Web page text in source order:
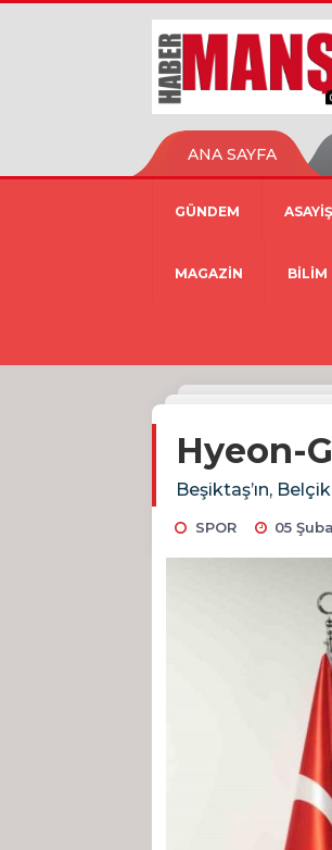
ANA SAYFA
GÜNDEM ASAYİŞ
MAGAZİN BİLİM
Hyeon-
Beşiktaş’ın,
SPOR 05